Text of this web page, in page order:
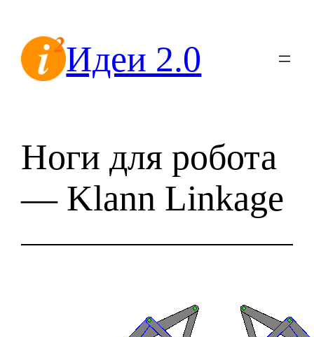
содержимомуИдеи 2.0
Ноги для робота
— Klann Linkage